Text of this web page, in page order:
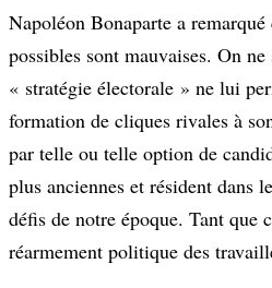
Napoléon Bonaparte a
possibles sont mauvaises. On
« stratégie électorale » ne lui
formation de cliques rivales à
par telle ou telle option de
plus anciennes et résident dans
défis de notre époque. Tant que
réarmement politique des